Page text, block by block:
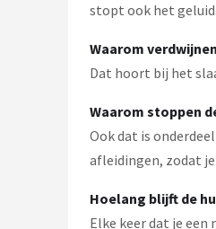
stopt ook het
Waarom
Dat hoort bij het
Waarom stoppen
Ook dat is
afleidingen, zodat
Hoelang blijft de
Elke keer dat je